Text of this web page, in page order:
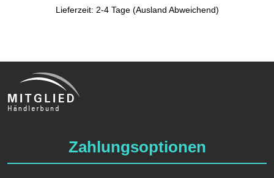
Lieferzeit: 2-4 Tage (Ausland Abweichend)
Zahlungsoptionen